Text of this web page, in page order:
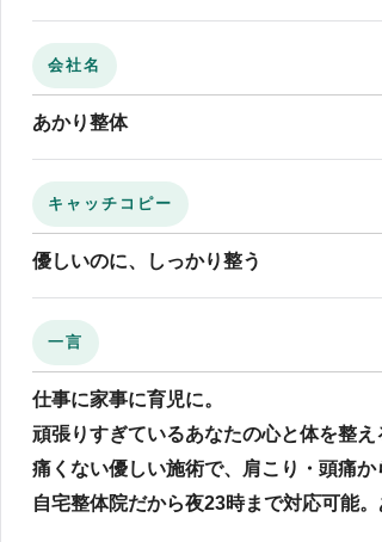
会社名
あかり整体
キャッチコピー
優しいのに、しっかり整う
一言
仕事に家事に育児に。
頑張りすぎているあなたの心と体を整
痛くない優しい施術で、肩こり・頭痛か
自宅整体院だから夜23時まで対応可能